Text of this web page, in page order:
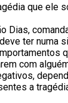
que ele
Dias,
ter numa
com
a